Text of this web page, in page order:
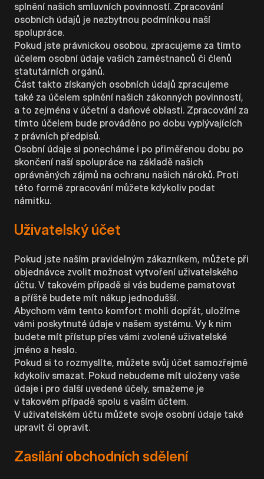
splnění našich smluvních povinností. Zpracování
osobních údajů je nezbytnou podmínkou naší
spolupráce.
Pokud jste právnickou osobou, zpracujeme za tímto
účelem osobní údaje vašich zaměstnanců či členů
statutárních orgánů.
Část takto získaných osobních údajů zpracujeme
také za účelem splnění našich zákonných povinností,
a to zejména v účetní a daňové oblasti. Zpracování za
tímto účelem bude prováděno po dobu vyplývajících
z právních předpisů.
Osobní údaje si ponecháme i po přiměřenou dobu po
skončení naší spolupráce na základě našich
oprávněných zájmů na ochranu našich nároků. Proti
této formě zpracování můžete kdykoliv podat
námitku.
Uživatelský účet
Pokud jste naším pravidelným zákazníkem, můžete při
objednávce zvolit možnost vytvoření uživatelského
účtu. V takovém případě si vás budeme pamatovat
a příště budete mít nákup jednodušší.
Abychom vám tento komfort mohli dopřát, uložíme
vámi poskytnuté údaje v našem systému. Vy k nim
budete mít přístup přes vámi zvolené uživatelské
jméno a heslo.
Pokud si to rozmyslíte, můžete svůj účet samozřejmě
kdykoliv smazat. Pokud nebudeme mít uloženy vaše
údaje i pro další uvedené účely, smažeme je
v takovém případě spolu s vaším účtem.
V uživatelském účtu můžete svoje osobní údaje také
upravit či opravit.
Zasílání obchodních sdělení